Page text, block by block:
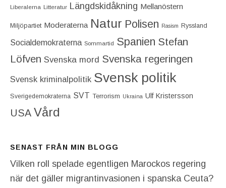
Liberalerna Litteratur Längdskidåkning Mellanöstern
Miljöpartiet Moderaterna Natur Polisen Rasism Ryssland
Socialdemokraterna Sommartid Spanien Stefan
Löfven Svenska mord Svenska regeringen
Svensk kriminalpolitik Svensk politik
Sverigedemokraterna SVT Terrorism Ukraina Ulf Kristersson
USA Vård
SENAST FRÅN MIN BLOGG
Vilken roll spelade egentligen Marockos regering
när det gäller migrantinvasionen i spanska Ceuta?